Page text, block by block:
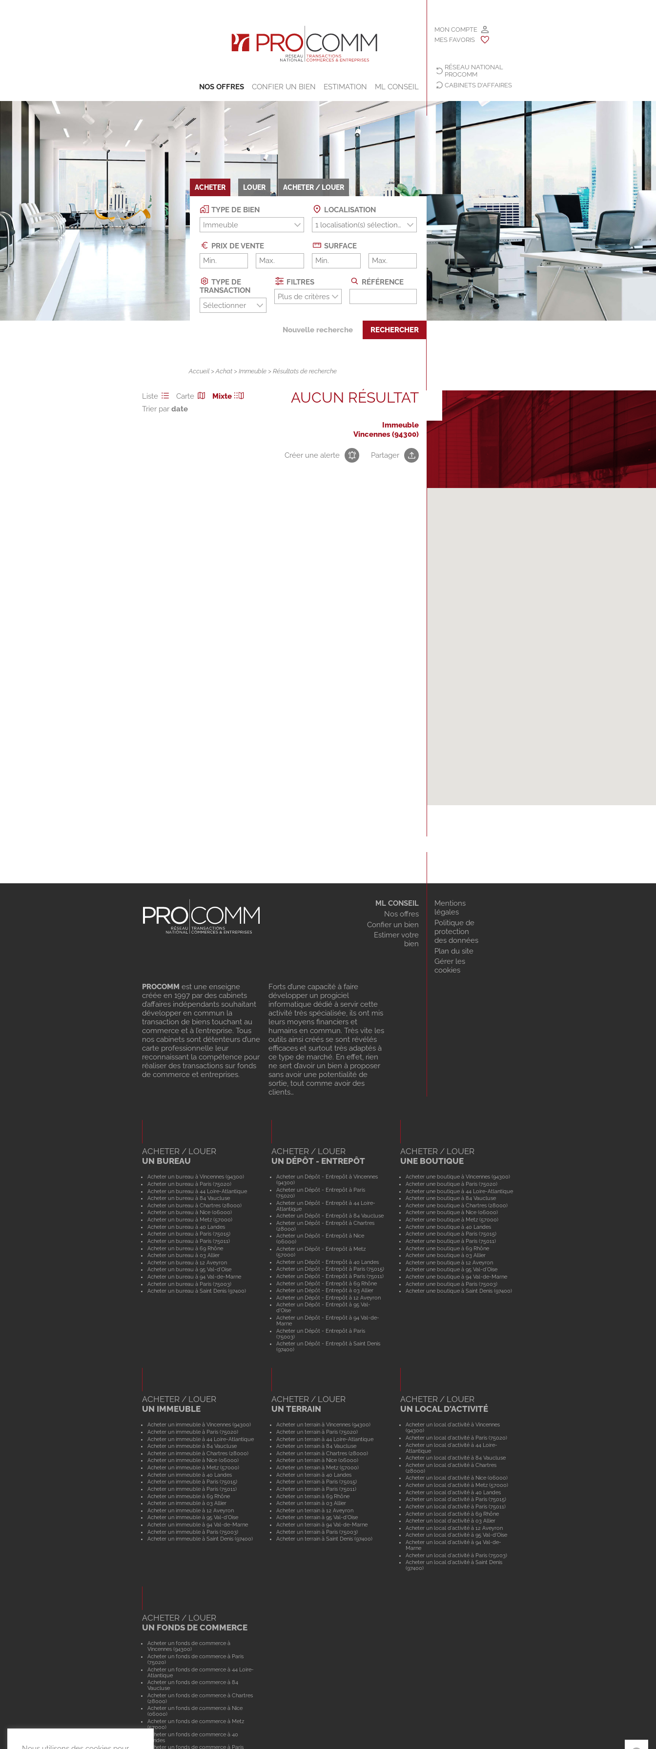
NOS OFFRES CONFIER UN BIEN ESTIMATION ML CONSEIL
MON COMPTE
MES FAVORIS
RÉSEAU NATIONAL
PROCOMM
CABINETS D'AFFAIRES
ACHETER LOUER ACHETER / LOUER
TYPE DE BIEN
Immeuble
LOCALISATION
PRIX DE VENTE SURFACE
TYPE DE
TRANSACTION
Sélectionner
FILTRES
Plus de critères
RÉFÉRENCE
Nouvelle recherche RECHERCHER
Accueil >Achat >Immeuble > Résultats de recherche
Liste Carte
Mixte
Trier par
AUCUN RÉSULTAT
Immeuble
Vincennes (94300)
Créer une alerte Partager
ML CONSEIL
Nos offres
Confier un bien
Estimer votre
bien
Mentions
légales
Politique de
protection
des données
Plan du site
Gérer les
cookies
PROCOMM est une enseigne
créée en 1997 par des cabinets
d’affaires indépendants souhaitant
développer en commun la
transaction de biens touchant au
commerce et à l’entreprise. Tous
nos cabinets sont détenteurs d’une
carte professionnelle leur
reconnaissant la compétence pour
réaliser des transactions sur fonds
de commerce et entreprises.
Forts d’une capacité à faire
développer un progiciel
informatique dédié à servir cette
activité très spécialisée, ils ont mis
leurs moyens financiers et
humains en commun. Très vite les
outils ainsi créés se sont révélés
efficaces et surtout très adaptés à
ce type de marché. En effet, rien
ne sert d’avoir un bien à proposer
sans avoir une potentialité de
sortie, tout comme avoir des
clients…
ACHETER / LOUER
UN BUREAU
Acheter un bureau à Vincennes (94300)
Acheter un bureau à Paris (75020)
Acheter un bureau à 44 Loire-Atlantique
Acheter un bureau à 84 Vaucluse
Acheter un bureau à Chartres (28000)
Acheter un bureau à Nice (06000)
Acheter un bureau à Metz (57000)
Acheter un bureau à 40 Landes
Acheter un bureau à Paris (75015)
Acheter un bureau à Paris (75011)
Acheter un bureau à 69 Rhône
Acheter un bureau à 03 Allier
Acheter un bureau à 12 Aveyron
Acheter un bureau à 95 Val-d'Oise
Acheter un bureau à 94 Val-de-Marne
Acheter un bureau à Paris (75003)
Acheter un bureau à Saint Denis (97400)
ACHETER / LOUER
UN DÉPÔT - ENTREPÔT
Acheter un Dépôt - Entrepôt à Vincennes
(94300)
Acheter un Dépôt - Entrepôt à Paris
(75020)
Acheter un Dépôt - Entrepôt à 44 Loire-
Atlantique
Acheter un Dépôt - Entrepôt à 84 Vaucluse
Acheter un Dépôt - Entrepôt à Chartres
(28000)
Acheter un Dépôt - Entrepôt à Nice
(06000)
Acheter un Dépôt - Entrepôt à Metz
(57000)
Acheter un Dépôt - Entrepôt à 40 Landes
Acheter un Dépôt - Entrepôt à Paris (75015)
Acheter un Dépôt - Entrepôt à Paris (75011)
Acheter un Dépôt - Entrepôt à 69 Rhône
Acheter un Dépôt - Entrepôt à 03 Allier
Acheter un Dépôt - Entrepôt à 12 Aveyron
Acheter un Dépôt - Entrepôt à 95 Val-
d'Oise
Acheter un Dépôt - Entrepôt à 94 Val-de-
Marne
Acheter un Dépôt - Entrepôt à Paris
(75003)
Acheter un Dépôt - Entrepôt à Saint Denis
(97400)
ACHETER / LOUER
UNE BOUTIQUE
Acheter une boutique à Vincennes (94300)
Acheter une boutique à Paris (75020)
Acheter une boutique à 44 Loire-Atlantique
Acheter une boutique à 84 Vaucluse
Acheter une boutique à Chartres (28000)
Acheter une boutique à Nice (06000)
Acheter une boutique à Metz (57000)
Acheter une boutique à 40 Landes
Acheter une boutique à Paris (75015)
Acheter une boutique à Paris (75011)
Acheter une boutique à 69 Rhône
Acheter une boutique à 03 Allier
Acheter une boutique à 12 Aveyron
Acheter une boutique à 95 Val-d'Oise
Acheter une boutique à 94 Val-de-Marne
Acheter une boutique à Paris (75003)
Acheter une boutique à Saint Denis (97400)
ACHETER / LOUER
UN IMMEUBLE
Acheter un immeuble à Vincennes (94300)
Acheter un immeuble à Paris (75020)
Acheter un immeuble à 44 Loire-Atlantique
Acheter un immeuble à 84 Vaucluse
Acheter un immeuble à Chartres (28000)
Acheter un immeuble à Nice (06000)
Acheter un immeuble à Metz (57000)
Acheter un immeuble à 40 Landes
Acheter un immeuble à Paris (75015)
Acheter un immeuble à Paris (75011)
Acheter un immeuble à 69 Rhône
Acheter un immeuble à 03 Allier
Acheter un immeuble à 12 Aveyron
Acheter un immeuble à 95 Val-d'Oise
Acheter un immeuble à 94 Val-de-Marne
Acheter un immeuble à Paris (75003)
Acheter un immeuble à Saint Denis (97400)
ACHETER / LOUER
UN TERRAIN
Acheter un terrain à Vincennes (94300)
Acheter un terrain à Paris (75020)
Acheter un terrain à 44 Loire-Atlantique
Acheter un terrain à 84 Vaucluse
Acheter un terrain à Chartres (28000)
Acheter un terrain à Nice (06000)
Acheter un terrain à Metz (57000)
Acheter un terrain à 40 Landes
Acheter un terrain à Paris (75015)
Acheter un terrain à Paris (75011)
Acheter un terrain à 69 Rhône
Acheter un terrain à 03 Allier
Acheter un terrain à 12 Aveyron
Acheter un terrain à 95 Val-d'Oise
Acheter un terrain à 94 Val-de-Marne
Acheter un terrain à Paris (75003)
Acheter un terrain à Saint Denis (97400)
ACHETER / LOUER
UN LOCAL D'ACTIVITÉ
Acheter un local d'activité à Vincennes
(94300)
Acheter un local d'activité à Paris (75020)
Acheter un local d'activité à 44 Loire-
Atlantique
Acheter un local d'activité à 84 Vaucluse
Acheter un local d'activité à Chartres
(28000)
Acheter un local d'activité à Nice (06000)
Acheter un local d'activité à Metz (57000)
Acheter un local d'activité à 40 Landes
Acheter un local d'activité à Paris (75015)
Acheter un local d'activité à Paris (75011)
Acheter un local d'activité à 69 Rhône
Acheter un local d'activité à 03 Allier
Acheter un local d'activité à 12 Aveyron
Acheter un local d'activité à 95 Val-d'Oise
Acheter un local d'activité à 94 Val-de-
Marne
Acheter un local d'activité à Paris (75003)
Acheter un local d'activité à Saint Denis
(97400)
ACHETER / LOUER
UN FONDS DE COMMERCE
Acheter un fonds de commerce à
Vincennes (94300)
Acheter un fonds de commerce à Paris
(75020)
Acheter un fonds de commerce à 44 Loire-
Atlantique
Acheter un fonds de commerce à 84
Vaucluse
Acheter un fonds de commerce à Chartres
(28000)
Acheter un fonds de commerce à Nice
(06000)
Acheter un fonds de commerce à Metz
(57000)
Acheter un fonds de commerce à 40
Landes
Acheter un fonds de commerce à Paris